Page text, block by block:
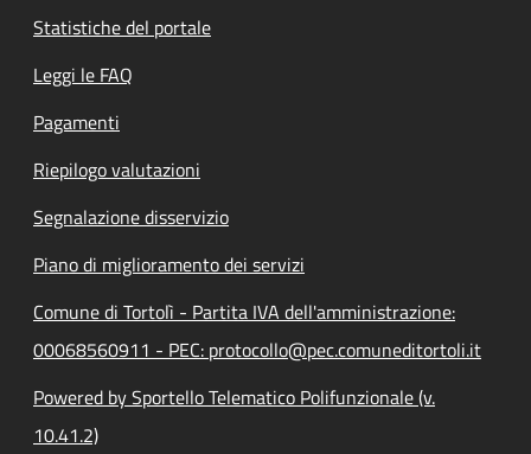
Statistiche del portale
Leggi le FAQ
Pagamenti
Riepilogo valutazioni
Segnalazione disservizio
Piano di miglioramento dei servizi
Comune di Tortolì - Partita IVA dell'amministrazione:
00068560911 - PEC: protocollo@pec.comuneditortoli.it
Powered by Sportello Telematico Polifunzionale (v.
10.41.2)